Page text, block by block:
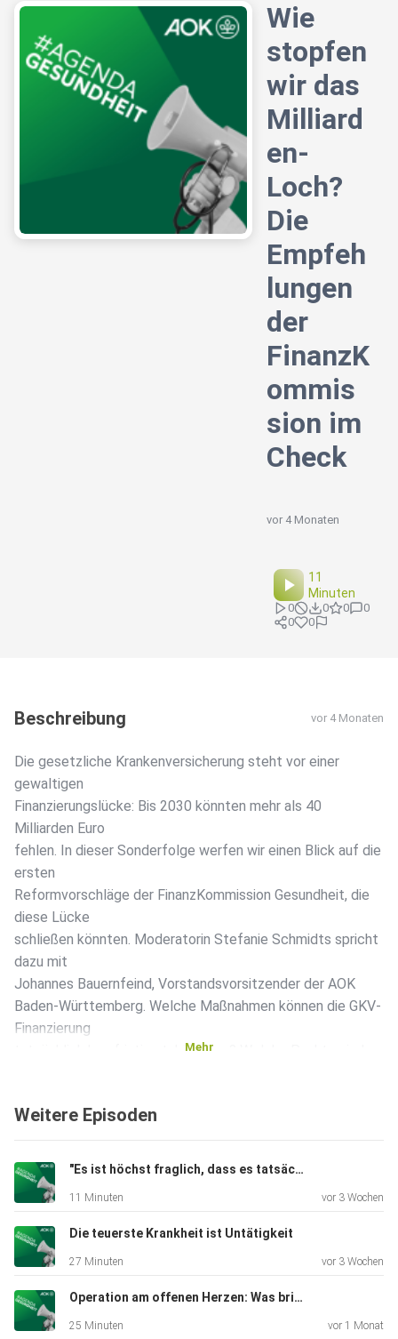
Wie
stopfen
wir das
Milliard
en-
Loch?
Die
Empfeh
lungen
der
FinanzK
ommis
sion im
Check
vor 4 Monaten
11
Minuten
0 0 0
0
0
0
Beschreibung vor 4 Monaten
Die gesetzliche Krankenversicherung steht vor einer
gewaltigen
Finanzierungslücke: Bis 2030 könnten mehr als 40
Milliarden Euro
fehlen. In dieser Sonderfolge werfen wir einen Blick auf die
ersten
Reformvorschläge der FinanzKommission Gesundheit, die
diese Lücke
schließen könnten. Moderatorin Stefanie Schmidts spricht
dazu mit
Johannes Bauernfeind, Vorstandsvorsitzender der AOK
Baden-Württemberg. Welche Maßnahmen können die GKV-
Finanzierung
tatsächlich kurzfristig stabilisieren? Welche Punkte sind
aussehen? Es
Ausgaben an
den Einnahmen, die Refinanzierung der Gesundheitskosten
von
Bürgergeldempfänger/-innen, Maßnahmen im
Arzneimittelbereich sowie
gezuckerte
Getränke. Außerdem geht es darum, welche Rolle die
Mehr
Weitere Episoden
"Es ist höchst fraglich, dass es tatsächlich ausreicht"
11 Minuten vor 3 Wochen
Die teuerste Krankheit ist Untätigkeit
27 Minuten vor 3 Wochen
Operation am offenen Herzen: Was bringt die Krankenhausreform?
25 Minuten vor 1 Monat